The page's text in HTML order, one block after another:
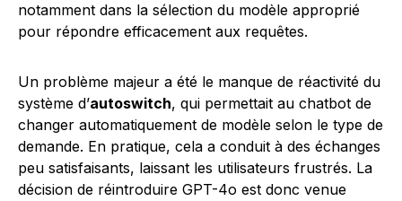
notamment dans la sélection du modèle approprié
pour répondre efficacement aux requêtes.
Un problème majeur a été le manque de réactivité du
système d’autoswitch, qui permettait au chatbot de
changer automatiquement de modèle selon le type de
demande. En pratique, cela a conduit à des échanges
peu satisfaisants, laissant les utilisateurs frustrés. La
décision de réintroduire GPT-4o est donc venue